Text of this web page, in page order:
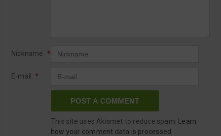
Nickname *
E-mail *
This site uses Akismet to reduce spam.
Learn
how your comment data is processed.